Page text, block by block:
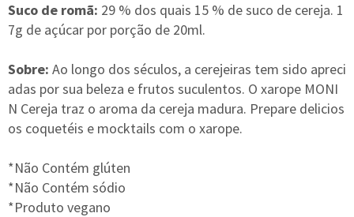
Suco de romã: 29 % dos quais 15 % de suco de cereja. 1
7g de açúcar por porção de 20ml.
Sobre: Ao longo dos séculos, a cerejeiras tem sido apreci
adas por sua beleza e frutos suculentos. O xarope MONI
N Cereja traz o aroma da cereja madura. Prepare delicios
os coquetéis e mocktails com o xarope.
*Não Contém glúten
*Não Contém sódio
*Produto vegano